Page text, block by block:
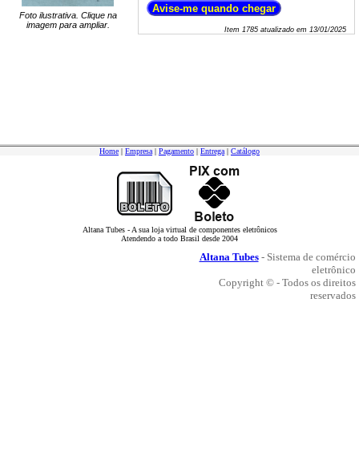
Foto ilustrativa. Clique na
imagem para ampliar.
Item 1785atualizado em 13/01/2025
Home | Empresa | Pagamento | Entrega | Catálogo
Altana Tubes - A sua loja virtual de componentes eletrônicos
Atendendo a todo Brasil desde 2004
Altana Tubes- Sistema de comércio
eletrônico
Copyright © - Todos os direitos
reservados